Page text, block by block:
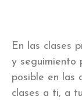
En las clases
y seguimiento
posible en las
clases a ti, a